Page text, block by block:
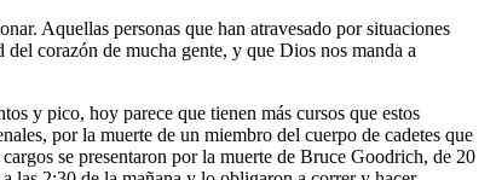
Aquellas personas que han atravesado por situaciones
corazón de mucha gente, y que Dios nos manda a
y pico, hoy parece que tienen más cursos que estos
por la muerte de un miembro del cuerpo de cadetes que
se presentaron por la muerte de Bruce Goodrich, de 20